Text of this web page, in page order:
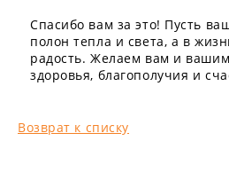
Спасибо вам за это! Пусть
полон тепла и света, а в
радость. Желаем вам и
здоровья, благополучия и
Возврат к списку